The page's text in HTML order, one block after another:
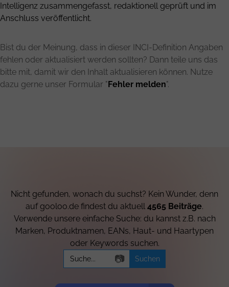
Intelligenz zusammengefasst, redaktionell geprüft und im
Anschluss veröffentlicht.
Bist du der Meinung, dass in dieser INCI-Definition Angaben
fehlen oder aktualisiert werden sollten? Dann teile uns das
bitte mit, damit wir den Inhalt aktualisieren können. Nutze
dazu gerne unser Formular "Fehler melden".
Nicht gefunden, wonach du suchst? Kein Wunder, denn
auf gooloo.de findest du aktuell 4565 Beiträge.
Verwende unsere einfache Suche: du kannst z.B. nach
Marken, Produktnamen, EANs, Haut- und Haartypen
oder Keywords suchen.
Search
for:
📷